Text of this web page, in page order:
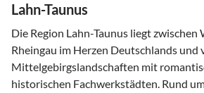
Lahn-Taunus
Die Region Lahn-Taunus liegt zwischen
Rheingau im Herzen Deutschlands
Mittelgebirgslandschaften mit
historischen Fachwerkstädten. Rund